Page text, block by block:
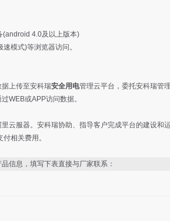
4.0及以上版本)
式)等浏览器访问。
传至安科瑞安全用电管理云平台，委托安科瑞管
WEB或APP访问数据。
云服器。安科瑞协助、指导客户完成平台的建设和
相关费用。
信息，填写下表直接与厂家联系：